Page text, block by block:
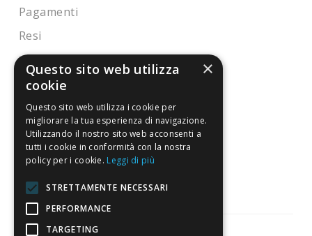
Pagamenti
Resi
4,7/5
3.821
Recensioni
×
Questo sito web utilizza
cookie
Questo sito web utilizza i cookie per
migliorare la tua esperienza di navigazione.
Utilizzando il nostro sito web acconsenti a
tutti i cookie in conformità con la nostra
policy per i cookie. Leggi di più
STRETTAMENTE NECESSARI
PERFORMANCE
TARGETING